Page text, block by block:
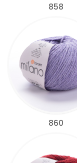
858
860